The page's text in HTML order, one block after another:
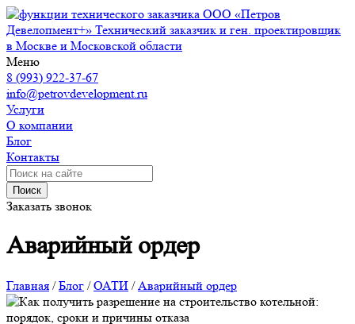
ООО «Петров
Девелопмент+» Технический заказчик и ген. проектировщик
в Москве и Московской области
Меню
8 (993) 922-37-67
info@petrovdevelopment.ru
Услуги
О компании
Блог
Контакты
Поиск
Заказать звонок
Аварийный ордер
Главная /Блог /ОАТИ /Аварийный ордер